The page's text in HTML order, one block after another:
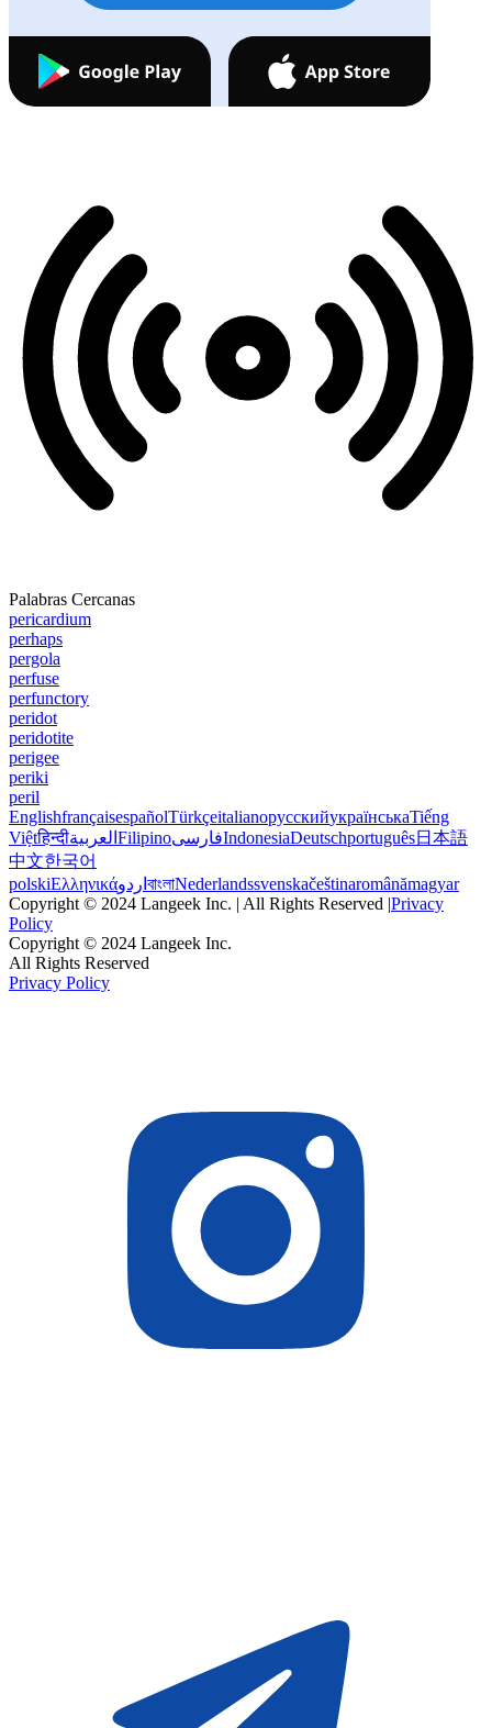
Palabras Cercanas
pericardium
perhaps
pergola
perfuse
perfunctory
peridot
peridotite
perigee
periki
peril
EnglishfrançaisespañolTürkçeitalianoрусскийукраїнськаTiếng
Việtहिन्दीالعربية FilipinoفارسیIndonesiaDeutschportuguês日本語
中文한국어
polskiΕλληνικάاردو বাংলাNederlandssvenskačeštinaromânămagyar
Copyright © 2024 Langeek Inc. | All Rights Reserved |Privacy
Policy
Copyright © 2024 Langeek Inc.
All Rights Reserved
Privacy Policy